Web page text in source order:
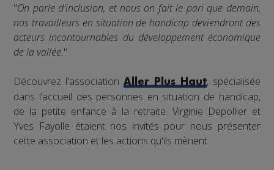
"On parle d'inclusion, et nous on fait le pari que demain,
nos travailleurs en situation de handicap deviendront des
acteurs incontournables du développement économique
de la vallée."
Découvrez l'associationAller Plus Haut, spécialisée
dans l’accueil des personnes en situation de handicap,
de la petite enfance à la retraite. Virginie Depollier et
Yves Fayolle étaient nos invités pour nous présenter
cette association et les actions qu'ils mènent.